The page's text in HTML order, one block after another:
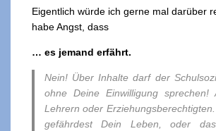
Eigentlich würde ich gerne mal darüber
habe Angst, dass
… es jemand erfährt.
Nein! Über Inhalte darf der
ohne Deine Einwilligung sprechen!
Lehrern oder
gefährdest Dein Leben, oder